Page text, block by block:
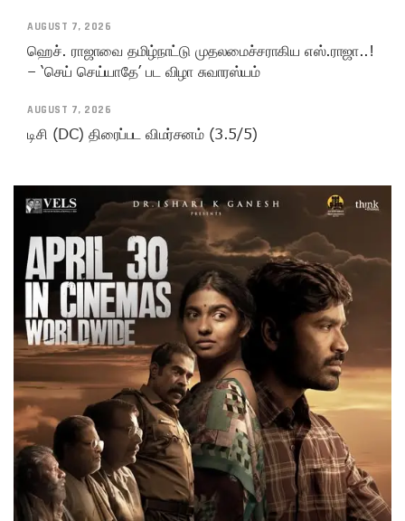
AUGUST 7, 2026
ஹெச். ராஜாவை தமிழ்நாட்டு முதலமைச்சராகிய எஸ்.ராஜா..!
– ‘செய் செய்யாதே’ பட விழா சுவாரஸ்யம்
AUGUST 7, 2026
டிசி (DC) திரைப்பட விமர்சனம் (3.5/5)